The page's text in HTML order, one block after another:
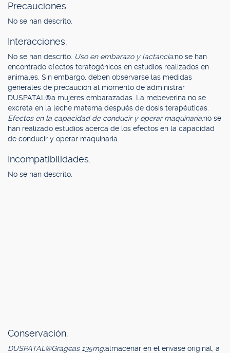
Precauciones.
No se han descrito.
Interacciones.
No se han descrito. Uso en embarazo y lactancia:no se han
encontrado efectos teratogénicos en estudios realizados en
animales. Sin embargo, deben observarse las medidas
generales de precaución al momento de administrar
DUSPATAL®a mujeres embarazadas. La mebeverina no se
excreta en la leche materna después de dosis terapéuticas.
Efectos en la capacidad de conducir y operar maquinaria:no se
han realizado estudios acerca de los efectos en la capacidad
de conducir y operar maquinaria.
Incompatibilidades.
No se han descrito.
Conservación.
DUSPATAL®Grageas 135mg:almacenar en el envase original, a